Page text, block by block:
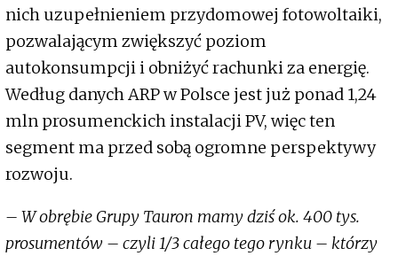
nich uzupełnieniem przydomowej fotowoltaiki,
pozwalającym zwiększyć poziom
autokonsumpcji i obniżyć rachunki za energię.
Według danych ARP w Polsce jest już ponad 1,24
mln prosumenckich instalacji PV, więc ten
segment ma przed sobą ogromne perspektywy
rozwoju.
– W obrębie Grupy Tauron mamy dziś ok. 400 tys.
prosumentów – czyli 1/3 całego tego rynku – którzy